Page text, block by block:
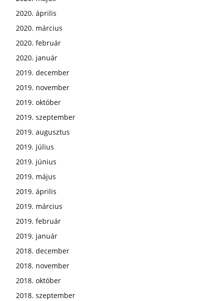
2020. április
2020. március
2020. február
2020. január
2019. december
2019. november
2019. október
2019. szeptember
2019. augusztus
2019. július
2019. június
2019. május
2019. április
2019. március
2019. február
2019. január
2018. december
2018. november
2018. október
2018. szeptember